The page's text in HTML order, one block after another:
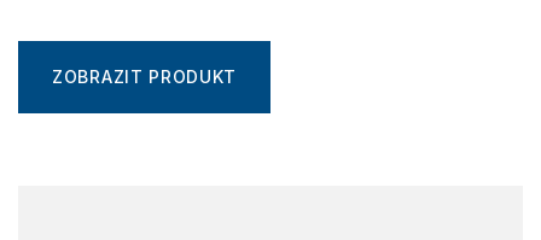
ZOBRAZIT PRODUKT